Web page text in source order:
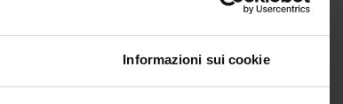
Informazioni sui cookie